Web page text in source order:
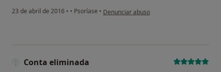
23 de abril de 2016 • • Psoríase • na opinião do utilizador paciente anônimo
Denunciar abuso
Conta eliminada